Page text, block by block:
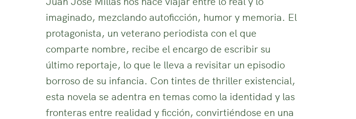
imaginado, mezclando autoficción, humor y memoria. El
protagonista, un veterano periodista con el que
comparte nombre, recibe el encargo de escribir su
último reportaje, lo que le lleva a revisitar un episodio
borroso de su infancia. Con tintes de thriller existencial,
esta novela se adentra en temas como la identidad y las
fronteras entre realidad y ficción, convirtiéndose en una